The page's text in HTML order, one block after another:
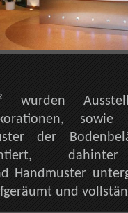
wurden
sowie
der
Handmuster
und